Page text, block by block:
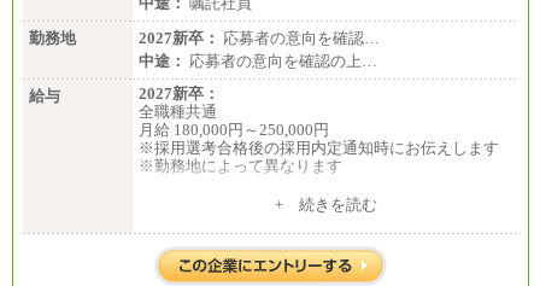
勤務地
2027新卒： 応募者の意向を確認…
中途： 応募者の意向を確認の上…
給与
2027新卒：
全職種共通
月給 180,000円～250,000円
※採用選考合格後の採用内定通知時にお伝えします
※勤務地によって異なります
月給 200,000円～250,000円
入社時の処遇は経験・能力を考慮の上、当社規程に
より決定します。
+ 続きを読む